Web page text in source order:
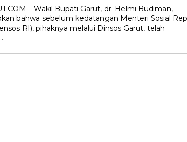
– Wakil Bupati Garut, dr. Helmi Budiman,
bahwa sebelum kedatangan Menteri Sosial
RI), pihaknya melalui Dinsos Garut, telah